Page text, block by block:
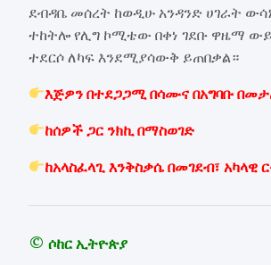
ደብዳቤ መሰረት ከወዲሁ አንዳንድ ሀገራት
ተከትሎ የሊግ ኮሚቴው በቀነ ገደቡ ዋዜማ
ተደርሶ ለካፍ እንደሚያሳውቅ ይጠበቃል።
እጅዎን በተደጋጋሚ በሳሙና በአግባቡ
ከሰዎች ጋር ንክኪ በማስወገድ
ከአላስፈላጊ እንቅስቃሴ በመገደብ፣ አካላዊ
© ሶከር ኢትዮጵያ